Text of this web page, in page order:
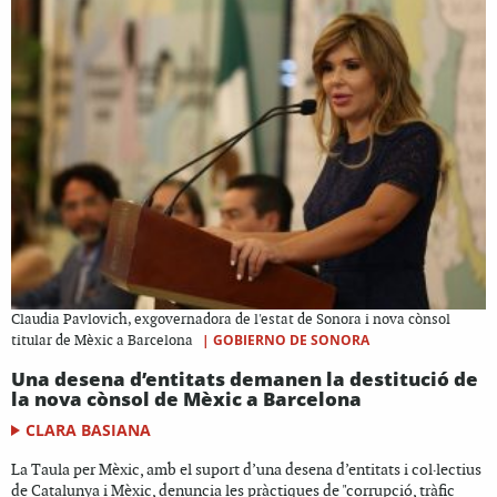
Claudia Pavlovich, exgovernadora de l'estat de Sonora i nova cònsol
titular de Mèxic a Barcelona
| GOBIERNO DE SONORA
Una desena d’entitats demanen la destitució de
la nova cònsol de Mèxic a Barcelona
CLARA BASIANA
La Taula per Mèxic, amb el suport d’una desena d’entitats i col·lectius
de Catalunya i Mèxic, denuncia les pràctiques de "corrupció, tràfic